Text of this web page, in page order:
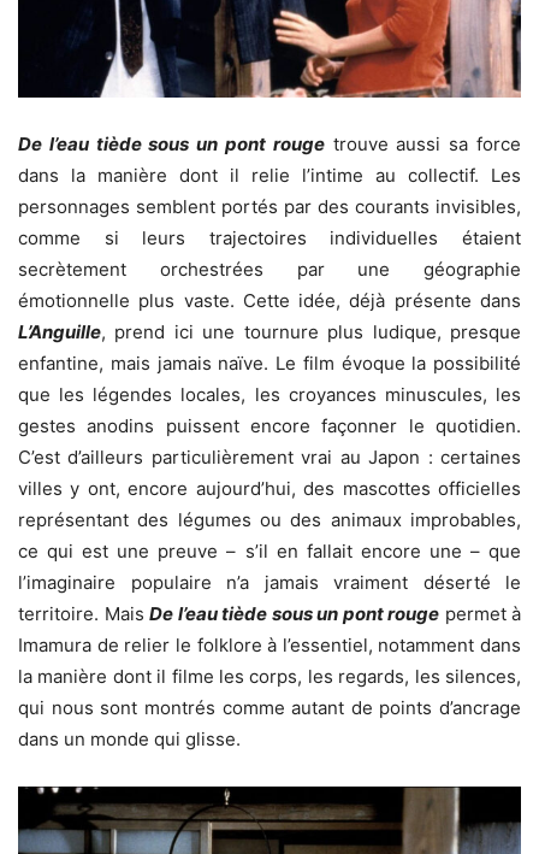
De l’eau tiède sous un pont rougetrouve aussi sa force
dans la manière dont il relie l’intime au collectif. Les
personnages semblent portés par des courants invisibles,
comme si leurs trajectoires individuelles étaient
secrètement orchestrées par une géographie
émotionnelle plus vaste. Cette idée, déjà présente dans
L’Anguille, prend ici une tournure plus ludique, presque
enfantine, mais jamais naïve. Le film évoque la possibilité
que les légendes locales, les croyances minuscules, les
gestes anodins puissent encore façonner le quotidien.
C’est d’ailleurs particulièrement vrai au Japon : certaines
villes y ont, encore aujourd’hui, des mascottes officielles
représentant des légumes ou des animaux improbables,
ce qui est une preuve – s’il en fallait encore une – que
l’imaginaire populaire n’a jamais vraiment déserté le
territoire. Mais De l’eau tiède sous un pont rouge permet à
Imamura de relier le folklore à l’essentiel, notamment dans
la manière dont il filme les corps, les regards, les silences,
qui nous sont montrés comme autant de points d’ancrage
dans un monde qui glisse.